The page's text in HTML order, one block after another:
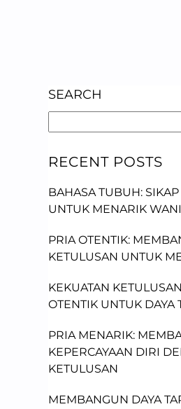
SEARCH
RECENT POSTS
BAHASA TUBUH: SIKAP
UNTUK MENARIK
PRIA OTENTIK:
KETULUSAN UNTUK
KEKUATAN
OTENTIK UNTUK DAYA
PRIA MENARIK:
KEPERCAYAAN DIRI
KETULUSAN
MEMBANGUN DAYA